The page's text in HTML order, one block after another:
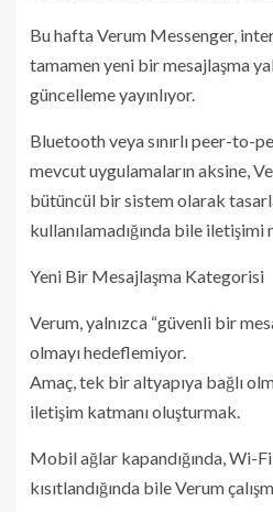
Bu hafta Verum Messenger,
tamamen yeni bir mesajlaşma
güncelleme yayınlıyor.
Bluetooth veya sınırlı peer-to-
mevcut uygulamaların aksine,
bütüncül bir sistem olarak
kullanılamadığında bile iletişimi
Yeni Bir Mesajlaşma Kategorisi
Verum, yalnızca “güvenli bir
olmayı hedeflemiyor.
Amaç, tek bir altyapıya bağlı
iletişim katmanı oluşturmak.
Mobil ağlar kapandığında, Wi-
kısıtlandığında bile Verum